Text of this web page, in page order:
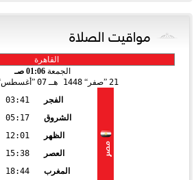
مواقيت الصلاة
الجمعة 01:06 صـ
21 صفر 1448 هـ 07 أغسطس
مصر
الفجر
03:41
الشروق
05:17
الظهر
12:01
العصر
15:38
المغرب
18:44